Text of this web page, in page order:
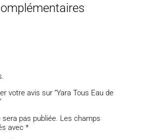
votre avis sur “Yara Tous Eau de
pas publiée. Les champs
avec *